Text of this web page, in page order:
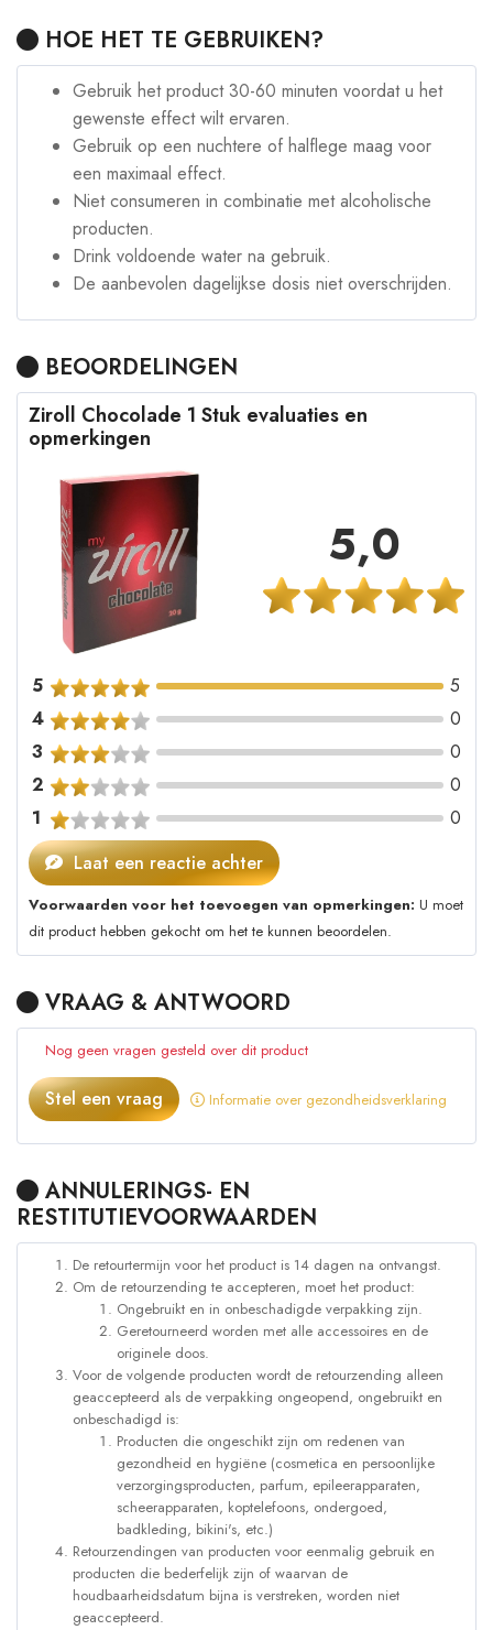
HOE HET TE GEBRUIKEN?
Gebruik het product 30-60 minuten voordat u het
gewenste effect wilt ervaren.
Gebruik op een nuchtere of halflege maag voor
een maximaal effect.
Niet consumeren in combinatie met alcoholische
producten.
Drink voldoende water na gebruik.
De aanbevolen dagelijkse dosis niet overschrijden.
BEOORDELINGEN
Ziroll Chocolade 1 Stuk evaluaties en
opmerkingen
5,0
5
5
4
0
3
0
2
0
1
0
Laat een reactie achter
Voorwaarden voor het toevoegen van opmerkingen: U moet
dit product hebben gekocht om het te kunnen beoordelen.
VRAAG & ANTWOORD
Nog geen vragen gesteld over dit product
Stel een vraag Informatie over gezondheidsverklaring
ANNULERINGS- EN
RESTITUTIEVOORWAARDEN
De retourtermijn voor het product is 14 dagen na ontvangst.
Om de retourzending te accepteren, moet het product:
Ongebruikt en in onbeschadigde verpakking zijn.
Geretourneerd worden met alle accessoires en de
originele doos.
Voor de volgende producten wordt de retourzending alleen
geaccepteerd als de verpakking ongeopend, ongebruikt en
onbeschadigd is:
Producten die ongeschikt zijn om redenen van
gezondheid en hygiëne (cosmetica en persoonlijke
verzorgingsproducten, parfum, epileerapparaten,
scheerapparaten, koptelefoons, ondergoed,
badkleding, bikini's, etc.)
Retourzendingen van producten voor eenmalig gebruik en
producten die bederfelijk zijn of waarvan de
houdbaarheidsdatum bijna is verstreken, worden niet
geaccepteerd.